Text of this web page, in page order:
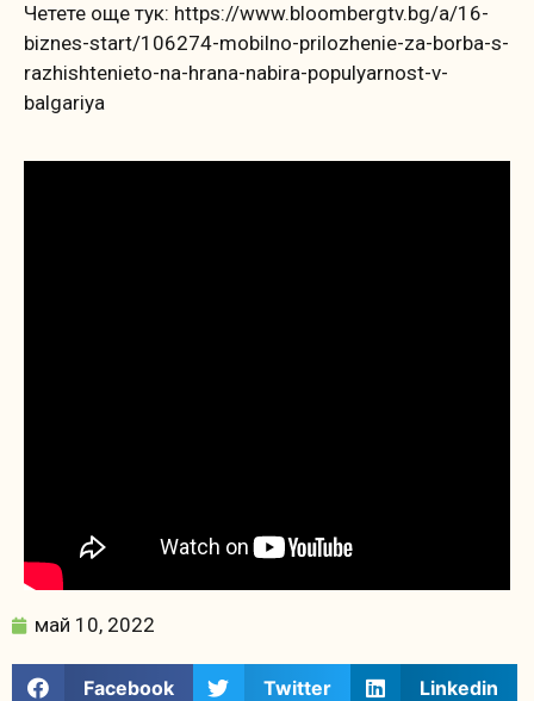
Четете още тук: https://www.bloombergtv.bg/a/16-
biznes-start/106274-mobilno-prilozhenie-za-borba-s-
razhishtenieto-na-hrana-nabira-populyarnost-v-
balgariya
май 10, 2022
Facebook Twitter Linkedin